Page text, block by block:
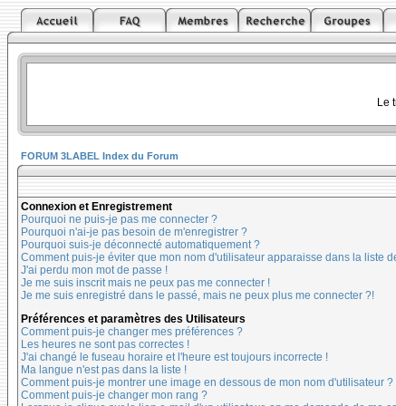
Le
FORUM 3LABEL Index du Forum
Connexion et Enregistrement
Pourquoi ne puis-je pas me connecter ?
Pourquoi n'ai-je pas besoin de m'enregistrer ?
Pourquoi suis-je déconnecté automatiquement ?
Comment puis-je éviter que mon nom d'utilisateur apparaisse dans la liste
J'ai perdu mon mot de passe !
Je me suis inscrit mais ne peux pas me connecter !
Je me suis enregistré dans le passé, mais ne peux plus me connecter ?!
Préférences et paramètres des Utilisateurs
Comment puis-je changer mes préférences ?
Les heures ne sont pas correctes !
J'ai changé le fuseau horaire et l'heure est toujours incorrecte !
Ma langue n'est pas dans la liste !
Comment puis-je montrer une image en dessous de mon nom d'utilisateur ?
Comment puis-je changer mon rang ?